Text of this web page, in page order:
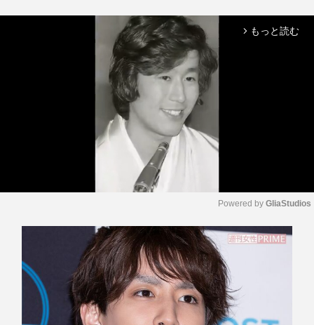
arrow_forward_ios もっと読む
M
u
Powered by GliaStudios